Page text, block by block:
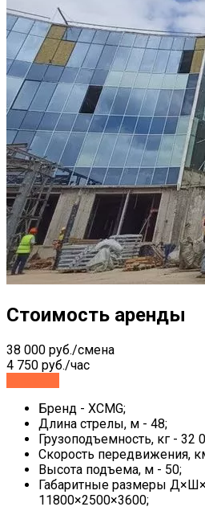
Стоимость аренды
38 000 руб./смена
4 750 руб./час
Бренд - XCMG;
Длина стрелы, м - 48;
Грузоподъемность, кг - 32
Скорость передвижения,
Высота подъема, м - 50;
Габаритные размеры
11800×2500×3600;